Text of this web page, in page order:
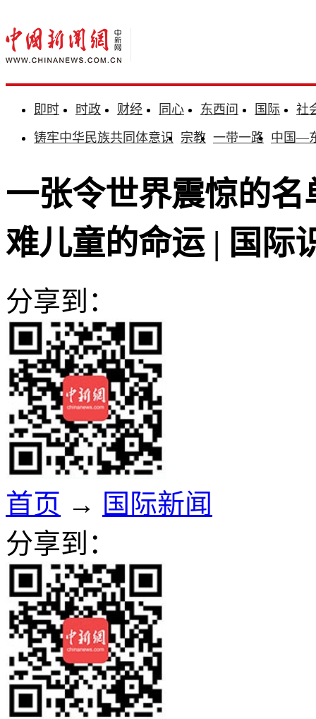
即时 时政 财经 同心 东西问 国际
社
铸牢中华民族共同体意识 宗教 一带一路 中国—
一张令世界震惊的名
难儿童的命运 | 国际
分享到：
首页 → 国际新闻
分享到：